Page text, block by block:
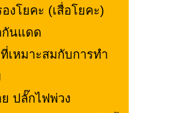
งโยคะ (เสื่อโยคะ)
กันแดด
เหมาะสมกับการทำ
ปลั๊กไฟพ่วง